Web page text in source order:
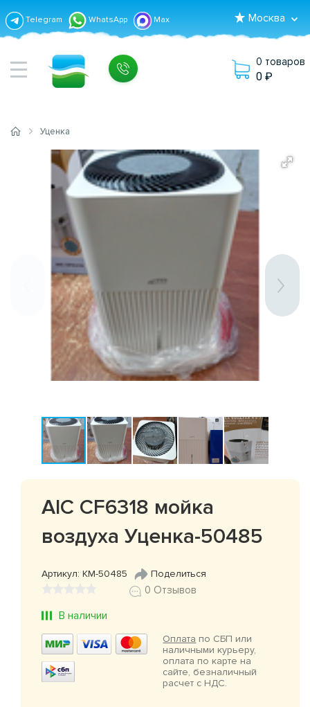
Telegram WhatsApp Max Москва
0 товаров
0
Уценка
AIC CF6318 мойка
воздуха Уценка-50485
Артикул: КМ-50485 Поделиться
0 Отзывов
В наличии
Оплата по СБП или
наличными курьеру,
оплата по карте на
сайте, безналичный
расчет с НДС.